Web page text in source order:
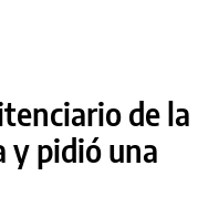
de la
y pidió una